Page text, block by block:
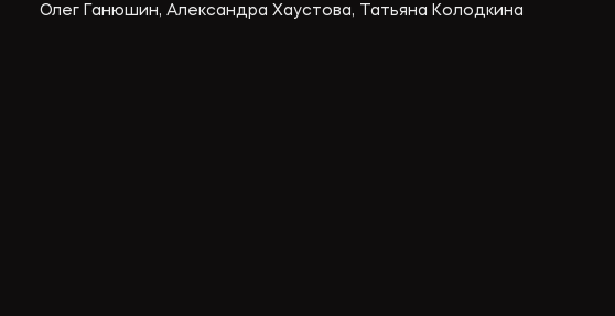
Олег Ганюшин, Александра Хаустова, Татьяна Колодкина